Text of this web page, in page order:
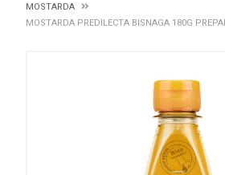
MOSTARDA
MOSTARDA PREDILECTA BISNAGA 180G